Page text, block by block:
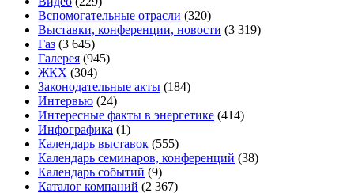
Вспомогательные отрасли (320)
Выставки, конференции, новости (3 319)
Газ (3 645)
Галерея (945)
ЖКХ (304)
Законодательные акты (184)
Интервью (24)
Интересные факты в энергетике (414)
Инфографика (1)
Календарь выставок (555)
Календарь семинаров, конференций (38)
Календарь событий (9)
Каталог компаний (2 367)